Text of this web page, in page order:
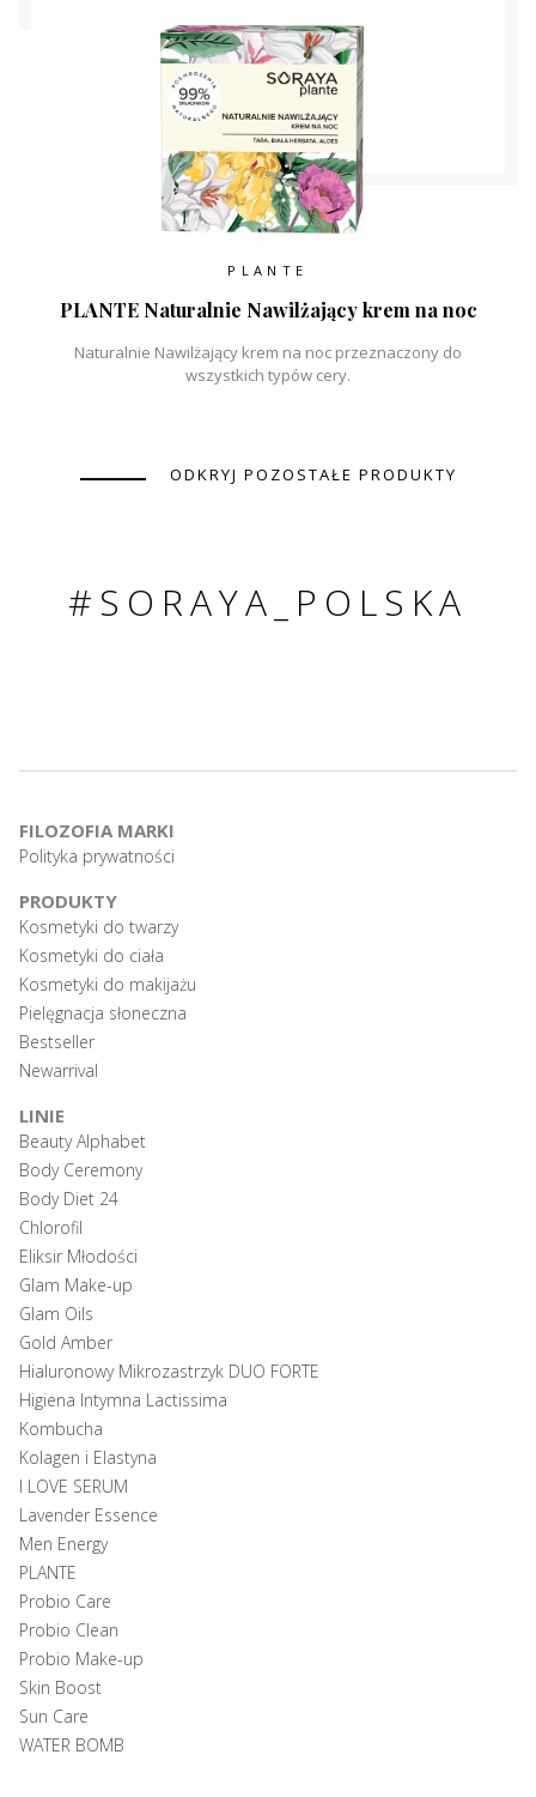
PLANTE
PLANTE Naturalnie Nawilżający krem na noc
Naturalnie Nawilżający krem na noc przeznaczony do
wszystkich typów cery.
ODKRYJ POZOSTAŁE PRODUKTY
#SORAYA_POLSKA
FILOZOFIA MARKI
Polityka prywatności
PRODUKTY
Kosmetyki do twarzy
Kosmetyki do ciała
Kosmetyki do makijażu
Pielęgnacja słoneczna
Bestseller
Newarrival
LINIE
Beauty Alphabet
Body Ceremony
Body Diet 24
Chlorofil
Eliksir Młodości
Glam Make-up
Glam Oils
Gold Amber
Hialuronowy Mikrozastrzyk DUO FORTE
Higiena Intymna Lactissima
Kombucha
Kolagen i Elastyna
I LOVE SERUM
Lavender Essence
Men Energy
PLANTE
Probio Care
Probio Clean
Probio Make-up
Skin Boost
Sun Care
WATER BOMB